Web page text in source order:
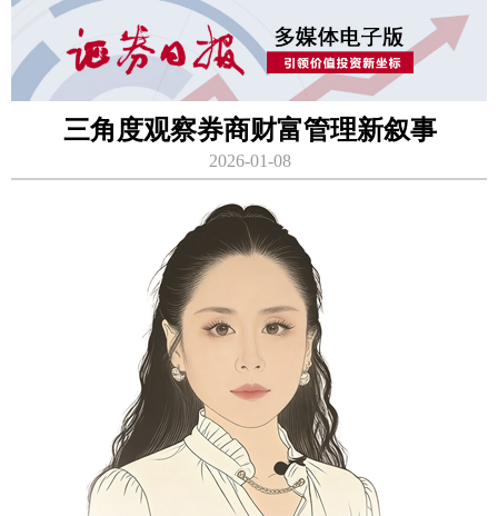
三角度观察券商财富管理新叙事
2026-01-08